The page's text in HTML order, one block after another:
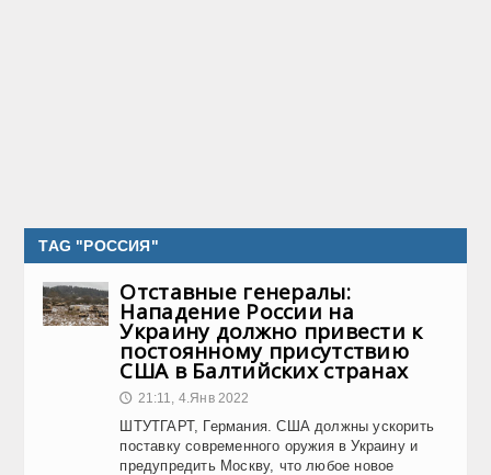
TAG "РОССИЯ"
Отставные генералы:
Нападение России на
Украину должно привести к
постоянному присутствию
США в Балтийских странах
🕔 21:11, 4.Янв 2022
ШТУТГАРТ, Германия. США должны ускорить
поставку современного оружия в Украину и
предупредить Москву, что любое новое